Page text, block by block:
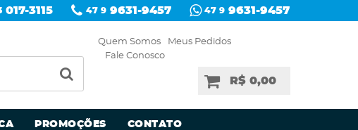
017-3115 47 9 9631-9457 47 9 9631-9457
Quem Somos
Meus Pedidos
Fale Conosco
R$ 0,00
PROMOÇÕES CONTATO